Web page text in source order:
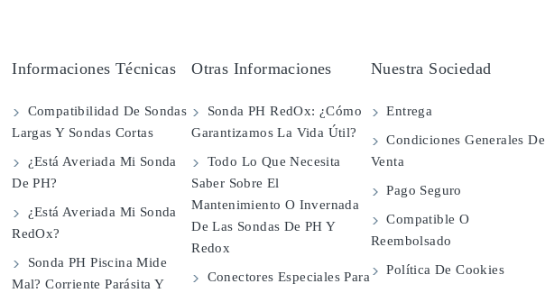
Informaciones Técnicas
Compatibilidad De Sondas
Largas Y Sondas Cortas
¿Está Averiada Mi Sonda
De PH?
¿Está Averiada Mi Sonda
RedOx?
Sonda PH Piscina Mide
Mal? Corriente Parásita Y
Otras Informaciones
Sonda PH RedOx: ¿Cómo
Garantizamos La Vida Útil?
Todo Lo Que Necesita
Saber Sobre El
Mantenimiento O Invernada
De Las Sondas De PH Y
Redox
Conectores Especiales Para
Nuestra Sociedad
Entrega
Condiciones Generales De
Venta
Pago Seguro
Compatible O
Reembolsado
Política De Cookies